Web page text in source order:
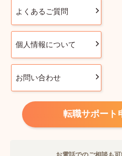
よくあるご質問
個人情報について
お問い合わせ
転職サポート